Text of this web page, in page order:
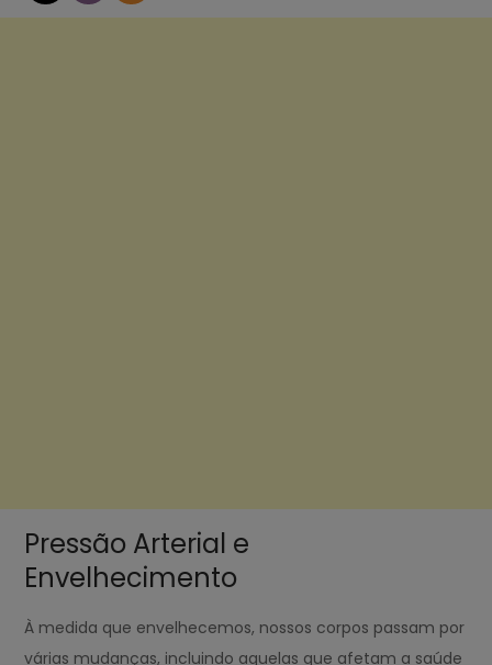
Pressão Arterial e
Envelhecimento
À medida que envelhecemos, nossos corpos passam por
várias mudanças, incluindo aquelas que afetam a saúde